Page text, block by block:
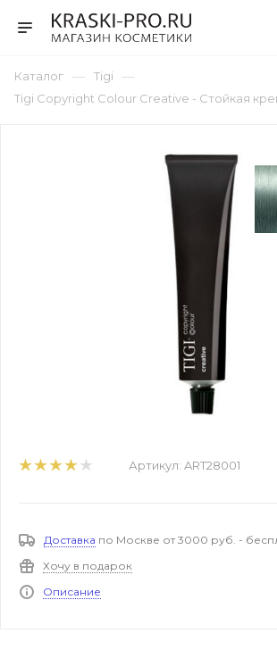
Каталог — Tigi —
Tigi Copyright Colour Creative - Стойкая
Артикул: ART28001
Доставка по Москве от 3000 руб. -
Хочу в подарок
Описание